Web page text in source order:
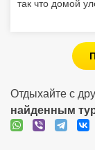
так что домой
Отдыхайте с
найденным